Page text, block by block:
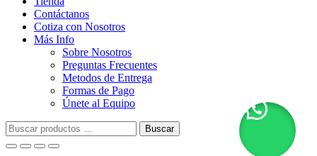
Contáctanos
Cotiza con Nosotros
Más Info
Sobre Nosotros
Preguntas Frecuentes
Metodos de Entrega
Formas de Pago
Únete al Equipo
Buscar:
Buscar